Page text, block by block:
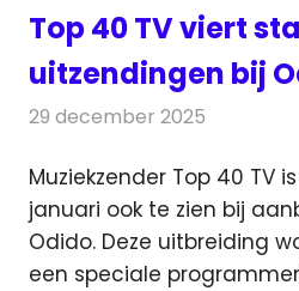
Top 40 TV viert
uitzendingen bij
29 december 2025
Muziekzender Top 40 TV
januari ook te zien bij
Odido. Deze uitbreiding
een speciale